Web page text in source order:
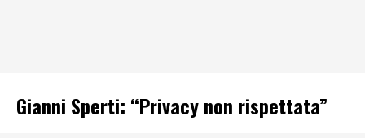
Gianni Sperti: “Privacy non rispettata”